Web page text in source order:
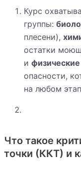
Курс
группы:
плесени),
остатки
и физические
опасности,
на любом
Что такое
точки (ККТ) и